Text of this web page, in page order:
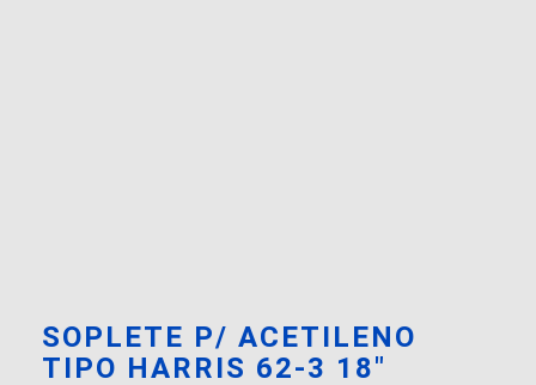
SOPLETE P/ ACETILENO
TIPO HARRIS 62-3 18″